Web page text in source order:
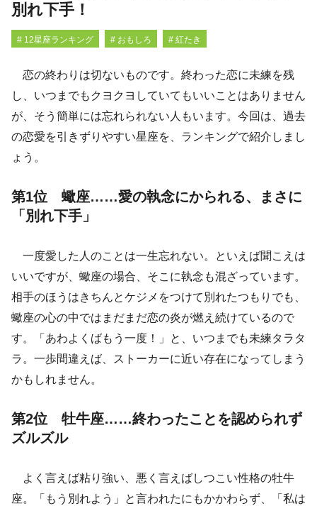
別れ下手！
# 12星座ランキング # おもしろ # 紅たき
恋の終わりは切ないものです。終わった恋に未練を残
し、いつまでもクヨクヨしていてもいいことはありません
が、そう簡単には忘れられない人もいます。今回は、過去
の恋愛を引きずりやすい星座を、ランキングで紹介しまし
ょう。
第1位 蠍座……愛の執念にかられる、まさに
「別れ下手」
一度愛した人のことは一生忘れない。といえば聞こえは
いいですが、蠍座の場合、そこに執念も混ざっています。
相手のほうはきちんとケジメをつけて別れたつもりでも、
蠍座の心の中ではまだまだ恋の炎が燃え続けているので
す。「あわよくばもう一度！」と、いつまでも未練タラタ
ラ。一歩間違えば、ストーカーに近い存在になってしまう
かもしれません。
第2位 牡牛座……終わったことを認められず
ズルズル
よく言えば粘り強い、悪く言えばしつこい性格の牡牛
座。「もう別れよう」と言われたにもかかわらず、「私は